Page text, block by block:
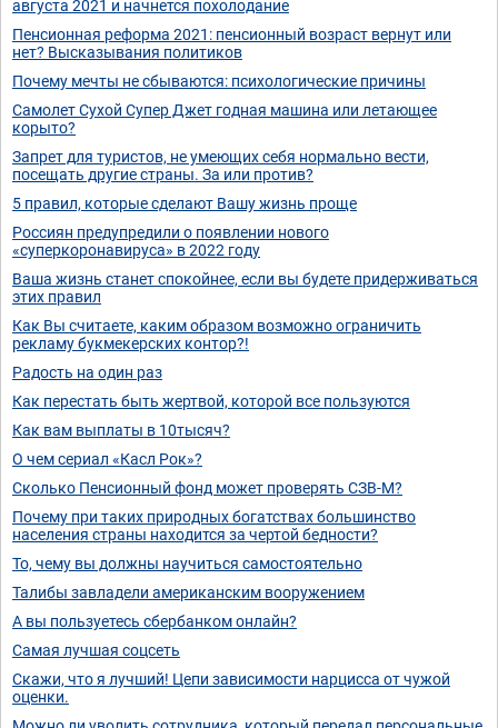
августа 2021 и начнется похолодание
Пенсионная реформа 2021: пенсионный возраст вернут или
нет? Высказывания политиков
Почему мечты не сбываются: психологические причины
Самолет Сухой Супер Джет годная машина или летающее
корыто?
Запрет для туристов, не умеющих себя нормально вести,
посещать другие страны. За или против?
5 правил, которые сделают Вашу жизнь проще
Россиян предупредили о появлении нового
«суперкоронавируса» в 2022 году
Ваша жизнь станет спокойнее, если вы будете придерживаться
этих правил
Как Вы считаете, каким образом возможно ограничить
рекламу букмекерских контор?!
Радость на один раз
Как перестать быть жертвой, которой все пользуются
Как вам выплаты в 10тысяч?
О чем сериал «Касл Рок»?
Сколько Пенсионный фонд может проверять СЗВ-М?
Почему при таких природных богатствах большинство
населения страны находится за чертой бедности?
То, чему вы должны научиться самостоятельно
Талибы завладели американским вооружением
А вы пользуетесь сбербанком онлайн?
Самая лучшая соцсеть
Скажи, что я лучший! Цепи зависимости нарцисса от чужой
оценки.